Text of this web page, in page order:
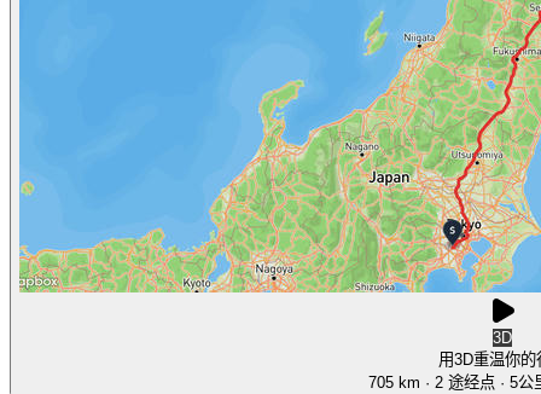
3D
用3D重温你的
705 km · 2 途经点· 5公